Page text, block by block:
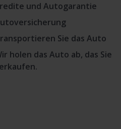
und Autogarantie
Sie das Auto
holen das Auto ab, das Sie